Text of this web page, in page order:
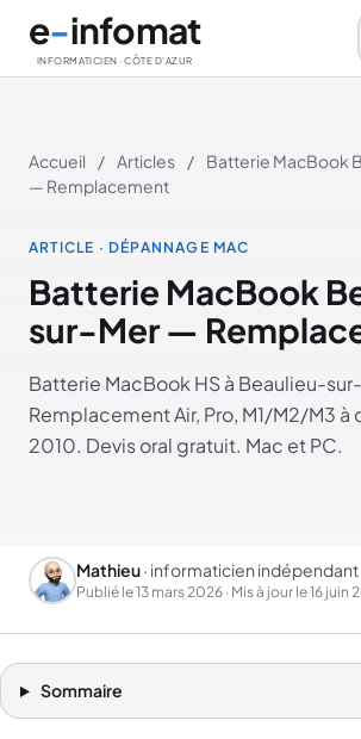
Aller au contenu principal
e-infomat
INFORMATICIEN · CÔTE D'AZUR
Accueil / Articles /
Batterie MacBook
— Remplacement
ARTICLE · DÉPANNAGE MAC
Batterie MacBook
sur-Mer —
Batterie MacBook HS à Beaulieu-
Remplacement Air, Pro, M1/M2/M3
2010. Devis oral gratuit. Mac et PC.
Mathieu· informaticien indépendant
Publié le13 mars 2026 · Mis à jour le16 juin
Sommaire